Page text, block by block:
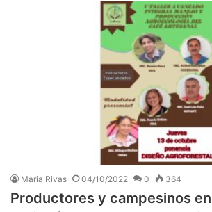
Maria Rivas 04/10/2022 0 364
Productores y campesinos